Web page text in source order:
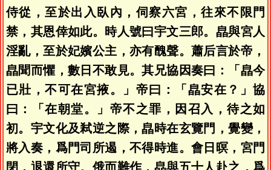
侍從，至於出入臥內，伺察六宮，往來不限門
禁，其恩倖如此。時人號曰宇文三郎。皛與宮人
淫亂，至於妃嬪公主，亦有醜聲。蕭后言於帝，
皛聞而懼，數日不敢見。其兄協因奏曰：「皛今
已壯，不可在宮掖。」帝曰：「皛安在？」協
曰：「在朝堂。」帝不之罪，因召入，待之如
初。宇文化及弒逆之際，皛時在玄覽門，覺變，
將入奏，爲門司所遏，不得時進。會日暝，宮門
閉，退還所守。俄而難作，皛與五十人赴之，爲